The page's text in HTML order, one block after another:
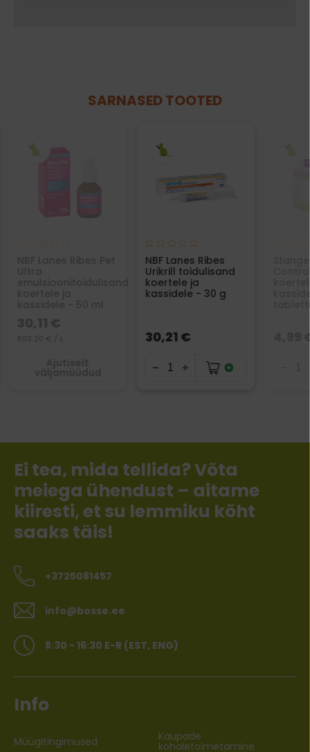
SARNASED TOOTED
NBF Lanes Ribes
Urikrill toidulisand
koertele ja
kassidele - 30 g
30,21 €
tabletti
4,99
Ei tea, mida tellida? Võta
meiega ühendust – aitame
kiiresti, et su lemmiku kõht
saaks täis!
+3725081457
info@bosse.ee
8:30 - 16:30 E-R (EST, ENG)
Info
Müügitingimused Kaupade
kohaletoimetamine